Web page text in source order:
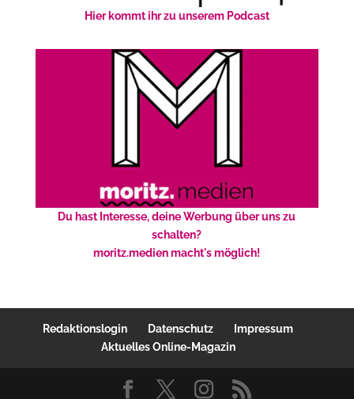
Hier kommt ihr zu unserem Podcast
Du hast Interesse, deine Werbung über uns zu
schalten?
moritz.medien macht's möglich!
Redaktionslogin Datenschutz
Impressum
Aktuelles Online-Magazin